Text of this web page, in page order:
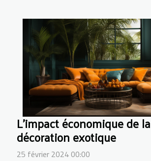
L'impact économique de la
décoration exotique
25 février 2024 00:00